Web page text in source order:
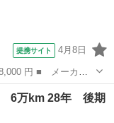
提携サイト 4月8日
名： ロイヤルサ
リー 電動シー
6万km 28年 後期